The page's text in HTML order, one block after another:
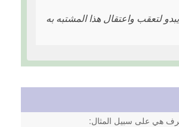
لتعقب واعتقال هذا المشتبه به
هي على سبيل المثال: